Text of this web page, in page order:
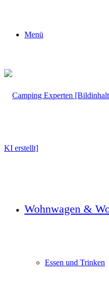
Menü
Wohnwagen &
Essen und Trinken